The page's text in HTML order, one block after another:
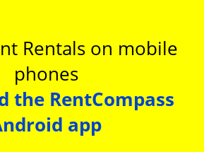
the RentCompass
app